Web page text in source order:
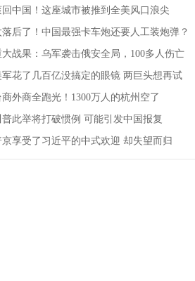
回中国！这座城市被推到全美风口浪尖
落后了！中国最强卡车炮还要人工装炮弹？
大战果：乌军袭击俄安全局，100多人伤亡
军花了几百亿没搞定的眼镜 两巨头想再试
商外商全跑光！1300万人的杭州空了
普此举将打破惯例 可能引发中国报复
京享受了习近平的中式欢迎 却失望而归